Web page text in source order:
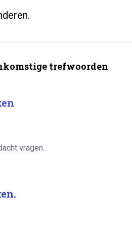
trefwoorden
vragen.